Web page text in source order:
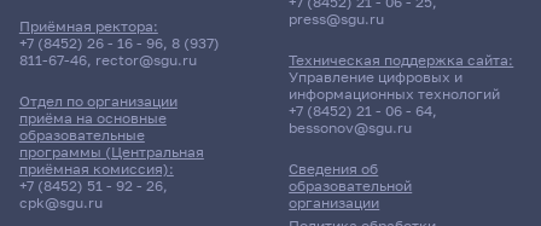
Приёмная ректора:
+7 (8452) 26 - 16 - 96, 8 (937)
811-67-46, rector@sgu.ru
Отдел по организации
приёма на основные
образовательные
программы (Центральная
приёмная комиссия):
+7 (8452) 51 - 92 - 26,
cpk@sgu.ru
Сведения об
образовательной
организации
press@sgu.ru
Техническая поддержка сайта:
Управление цифровых и
информационных технологий
+7 (8452) 21 - 06 - 64,
bessonov@sgu.ru